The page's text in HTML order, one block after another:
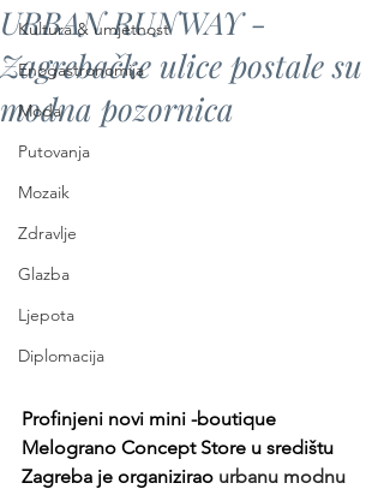
Kultura & umjetnost
Enogastronomija
Moda
Putovanja
Mozaik
Zdravlje
Glazba
Ljepota
Diplomacija
URBAN RUNWAY -
Zagrebačke ulice postale su
modna pozornica
Profinjeni novi mini -boutique
Melograno Concept Store u središtu
Zagreba je organizirao urbanu modnu